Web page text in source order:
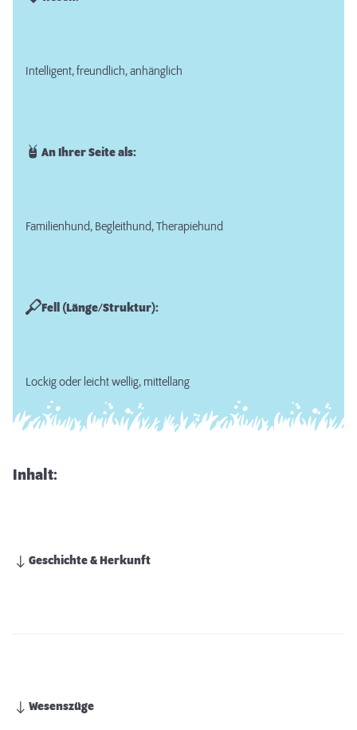
Intelligent, freundlich, anhänglich
An Ihrer Seite als:
Familienhund, Begleithund, Therapiehund
Fell (Länge/Struktur):
Lockig oder leicht wellig, mittellang
Inhalt:
Geschichte & Herkunft
Wesenszüge